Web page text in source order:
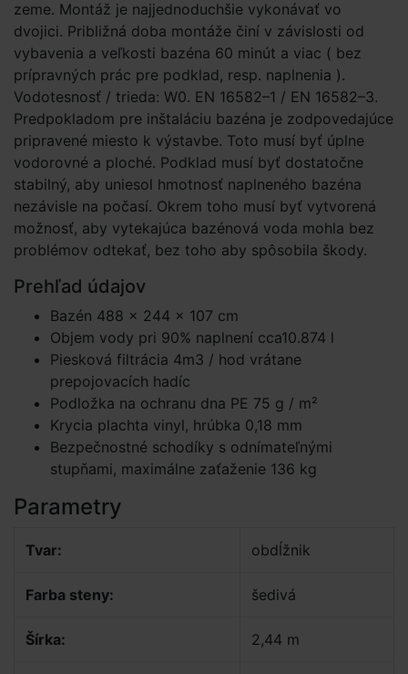
zeme. Montáž je najjednoduchšie vykonávať vo
dvojici. Približná doba montáže činí v závislosti od
vybavenia a veľkosti bazéna 60 minút a viac ( bez
prípravných prác pre podklad, resp. naplnenia ).
Vodotesnosť / trieda: W0. EN 16582–1 / EN 16582–3.
Predpokladom pre inštaláciu bazéna je zodpovedajúce
pripravené miesto k výstavbe. Toto musí byť úplne
vodorovné a ploché. Podklad musí byť dostatočne
stabilný, aby uniesol hmotnosť naplneného bazéna
nezávisle na počasí. Okrem toho musí byť vytvorená
možnosť, aby vytekajúca bazénová voda mohla bez
problémov odtekať, bez toho aby spôsobila škody.
Prehľad údajov
Bazén 488 × 244 × 107 cm
Objem vody pri 90% naplnení cca10.874 l
Piesková filtrácia 4m3 / hod vrátane
prepojovacích hadíc
Podložka na ochranu dna PE 75 g / m²
Krycia plachta vinyl, hrúbka 0,18 mm
Bezpečnostné schodíky s odnímateľnými
stupňami, maximálne zaťaženie 136 kg
Parametry
Tvar: obdĺžnik
Farba steny: šedivá
Šírka: 2,44 m